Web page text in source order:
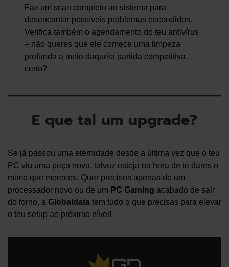
Faz um scan completo ao sistema para
desencantar possíveis problemas escondidos.
Verifica também o agendamento do teu antivírus
– não queres que ele comece uma limpeza
profunda a meio daquela partida competitiva,
certo?
E que tal um upgrade?
Se já passou uma eternidade desde a última vez que o teu
PC viu uma peça nova, talvez esteja na hora de te dares o
mimo que mereces. Quer precises apenas de um
processador novo ou de um PC Gaming acabado de sair
do forno, a Globaldata tem tudo o que precisas para elevar
o teu setup ao próximo nível!